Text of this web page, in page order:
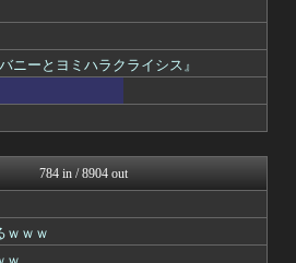
ニーとヨミハラクライシス』
784 in / 8904 out
ｗｗｗ